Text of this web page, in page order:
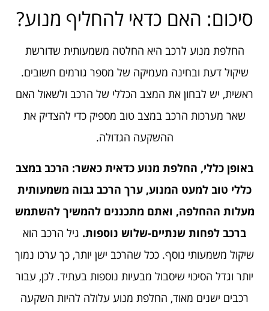
סיכום: האם כדאי להחליף מנוע?
החלפת מנוע לרכב היא החלטה משמעותית שדורשת
שיקול דעת ובחינה מעמיקה של מספר גורמים חשובים.
ראשית, יש לבחון את המצב הכללי של הרכב ולשאול האם
שאר מערכות הרכב במצב טוב מספיק כדי להצדיק את
ההשקעה הגדולה.
באופן כללי, החלפת מנוע כדאית כאשר: הרכב במצב
כללי טוב למעט המנוע, ערך הרכב גבוה משמעותית
מעלות ההחלפה, ואתם מתכננים להמשיך להשתמש
ברכב לפחות שנתיים-שלוש נוספות. גיל הרכב הוא
שיקול משמעותי נוסף. ככל שהרכב ישן יותר, כך ערכו נמוך
יותר וגדל הסיכוי שיסבול מבעיות נוספות בעתיד. לכן, עבור
רכבים ישנים מאוד, החלפת מנוע עלולה להיות השקעה